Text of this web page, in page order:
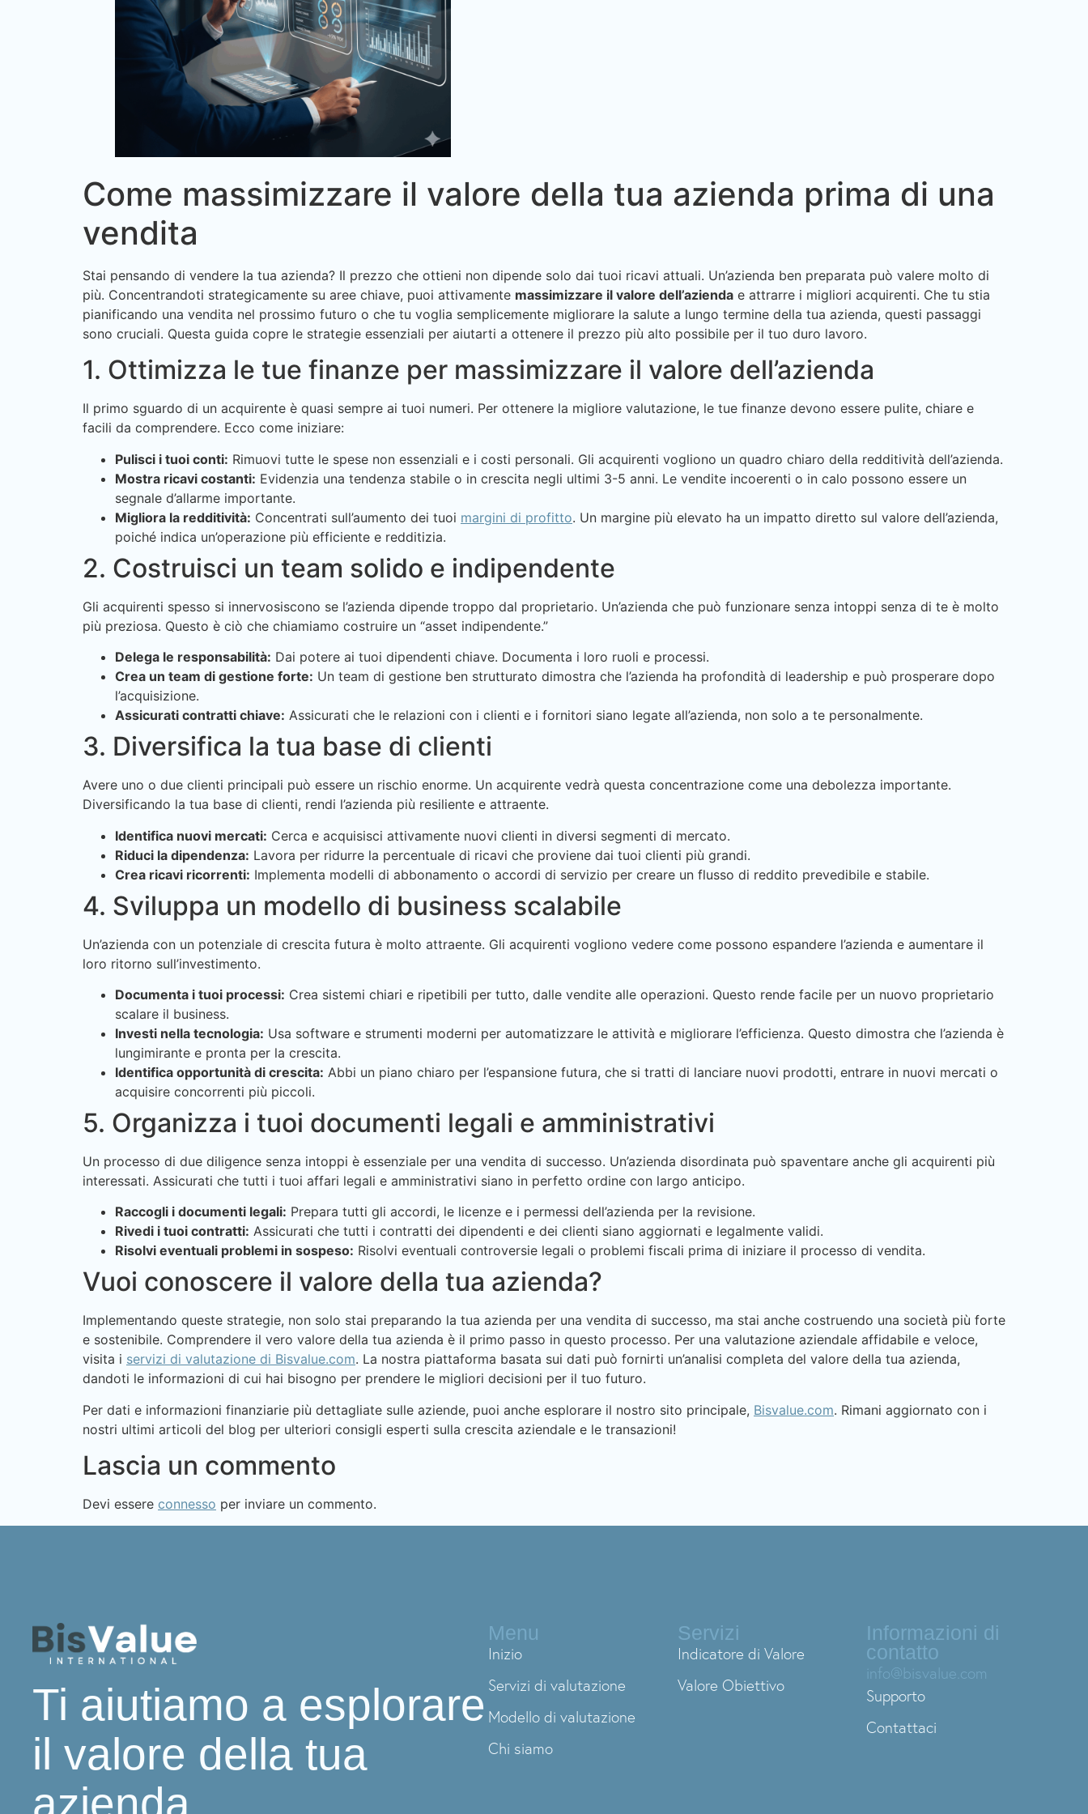
Come massimizzare il valore della tua azienda prima di una
vendita
Stai pensando di vendere la tua azienda? Il prezzo che ottieni non dipende solo dai tuoi ricavi attuali. Un’azienda ben preparata può valere molto di
più. Concentrandoti strategicamente su aree chiave, puoi attivamente massimizzare il valore dell’azienda e attrarre i migliori acquirenti. Che tu stia
pianificando una vendita nel prossimo futuro o che tu voglia semplicemente migliorare la salute a lungo termine della tua azienda, questi passaggi
sono cruciali. Questa guida copre le strategie essenziali per aiutarti a ottenere il prezzo più alto possibile per il tuo duro lavoro.
1. Ottimizza le tue finanze per massimizzare il valore dell’azienda
Il primo sguardo di un acquirente è quasi sempre ai tuoi numeri. Per ottenere la migliore valutazione, le tue finanze devono essere pulite, chiare e
facili da comprendere. Ecco come iniziare:
Pulisci i tuoi conti: Rimuovi tutte le spese non essenziali e i costi personali. Gli acquirenti vogliono un quadro chiaro della redditività dell’azienda.
Mostra ricavi costanti: Evidenzia una tendenza stabile o in crescita negli ultimi 3-5 anni. Le vendite incoerenti o in calo possono essere un
segnale d’allarme importante.
Migliora la redditività: Concentrati sull’aumento dei tuoi margini di profitto. Un margine più elevato ha un impatto diretto sul valore dell’azienda,
poiché indica un’operazione più efficiente e redditizia.
2. Costruisci un team solido e indipendente
Gli acquirenti spesso si innervosiscono se l’azienda dipende troppo dal proprietario. Un’azienda che può funzionare senza intoppi senza di te è molto
più preziosa. Questo è ciò che chiamiamo costruire un “asset indipendente.”
Delega le responsabilità: Dai potere ai tuoi dipendenti chiave. Documenta i loro ruoli e processi.
Crea un team di gestione forte: Un team di gestione ben strutturato dimostra che l’azienda ha profondità di leadership e può prosperare dopo
l’acquisizione.
Assicurati contratti chiave: Assicurati che le relazioni con i clienti e i fornitori siano legate all’azienda, non solo a te personalmente.
3. Diversifica la tua base di clienti
Avere uno o due clienti principali può essere un rischio enorme. Un acquirente vedrà questa concentrazione come una debolezza importante.
Diversificando la tua base di clienti, rendi l’azienda più resiliente e attraente.
Identifica nuovi mercati: Cerca e acquisisci attivamente nuovi clienti in diversi segmenti di mercato.
Riduci la dipendenza: Lavora per ridurre la percentuale di ricavi che proviene dai tuoi clienti più grandi.
Crea ricavi ricorrenti: Implementa modelli di abbonamento o accordi di servizio per creare un flusso di reddito prevedibile e stabile.
4. Sviluppa un modello di business scalabile
Un’azienda con un potenziale di crescita futura è molto attraente. Gli acquirenti vogliono vedere come possono espandere l’azienda e aumentare il
loro ritorno sull’investimento.
Documenta i tuoi processi: Crea sistemi chiari e ripetibili per tutto, dalle vendite alle operazioni. Questo rende facile per un nuovo proprietario
scalare il business.
Investi nella tecnologia: Usa software e strumenti moderni per automatizzare le attività e migliorare l’efficienza. Questo dimostra che l’azienda è
lungimirante e pronta per la crescita.
Identifica opportunità di crescita: Abbi un piano chiaro per l’espansione futura, che si tratti di lanciare nuovi prodotti, entrare in nuovi mercati o
acquisire concorrenti più piccoli.
5. Organizza i tuoi documenti legali e amministrativi
Un processo di due diligence senza intoppi è essenziale per una vendita di successo. Un’azienda disordinata può spaventare anche gli acquirenti più
interessati. Assicurati che tutti i tuoi affari legali e amministrativi siano in perfetto ordine con largo anticipo.
Raccogli i documenti legali: Prepara tutti gli accordi, le licenze e i permessi dell’azienda per la revisione.
Rivedi i tuoi contratti: Assicurati che tutti i contratti dei dipendenti e dei clienti siano aggiornati e legalmente validi.
Risolvi eventuali problemi in sospeso: Risolvi eventuali controversie legali o problemi fiscali prima di iniziare il processo di vendita.
Vuoi conoscere il valore della tua azienda?
Implementando queste strategie, non solo stai preparando la tua azienda per una vendita di successo, ma stai anche costruendo una società più forte
e sostenibile. Comprendere il vero valore della tua azienda è il primo passo in questo processo. Per una valutazione aziendale affidabile e veloce,
visita i servizi di valutazione di Bisvalue.com. La nostra piattaforma basata sui dati può fornirti un’analisi completa del valore della tua azienda,
dandoti le informazioni di cui hai bisogno per prendere le migliori decisioni per il tuo futuro.
Per dati e informazioni finanziarie più dettagliate sulle aziende, puoi anche esplorare il nostro sito principale, Bisvalue.com. Rimani aggiornato con i
nostri ultimi articoli del blog per ulteriori consigli esperti sulla crescita aziendale e le transazioni!
Lascia un commento
Devi essere connesso per inviare un commento.
Ti aiutiamo a esplorare
il valore della tua
azienda
Menu
Inizio
Servizi di valutazione
Modello di valutazione
Chi siamo
Servizi
Indicatore di Valore
Valore Obiettivo
Informazioni di
contatto
info@bisvalue.com
Supporto
Contattaci